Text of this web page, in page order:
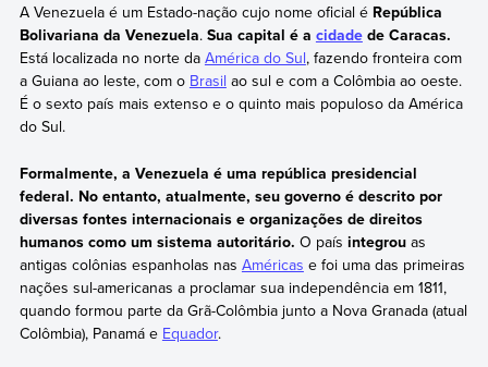
A Venezuela é um Estado-nação cujo nome oficial é República
Bolivariana da Venezuela. Sua capital é a cidadede Caracas.
Está localizada no norte da América do Sul, fazendo fronteira com
a Guiana ao leste, com o Brasil ao sul e com a Colômbia ao oeste.
É o sexto país mais extenso e o quinto mais populoso da América
do Sul.
Formalmente, a Venezuela é uma república presidencial
federal. No entanto, atualmente, seu governo é descrito por
diversas fontes internacionais e organizações de direitos
humanos como um sistema autoritário. O país integrouas
antigas colônias espanholas nas Américas e foi uma das primeiras
nações sul-americanas a proclamar sua independência em 1811,
quando formou parte da Grã-Colômbia junto a Nova Granada (atual
Colômbia), Panamá e Equador.